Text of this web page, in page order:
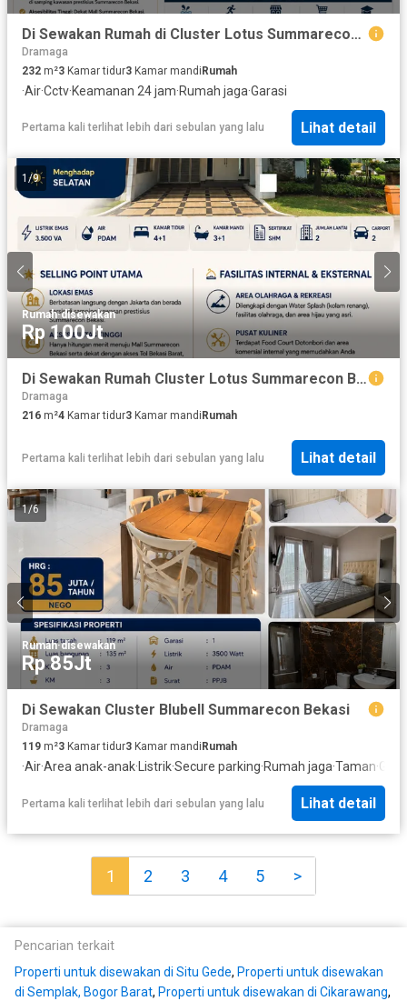
Di Sewakan Rumah di Cluster Lotus Summarecon Bekasi
Dramaga
232 m²3 Kamar tidur3 Kamar mandiRumah
·Air·Cctv·Keamanan 24 jam·Rumah jaga·Garasi
Pertama kali terlihat lebih dari sebulan yang lalu Lihat detail
1 /9
Rumah·disewakan
Rp 100Jt
Di Sewakan Rumah Cluster Lotus Summarecon Bekasi Disewakan
Dramaga
216 m²4 Kamar tidur3 Kamar mandi Rumah
Pertama kali terlihat lebih dari sebulan yang lalu Lihat detail
1/6
Rumah·disewakan
Rp 85Jt
Di Sewakan Cluster Blubell Summarecon Bekasi
Dramaga
119 m²3 Kamar tidur3 Kamar mandiRumah
·Air·Area anak-anak· Listrik·Secure parking·Rumah jaga·Taman·
Pertama kali terlihat lebih dari sebulan yang lalu Lihat detail
1 2 3 4 5 >
Pencarian terkait
Properti untuk disewakan di Situ Gede, Properti untuk disewakan
di Semplak, Bogor Barat, Properti untuk disewakan di Cikarawang,